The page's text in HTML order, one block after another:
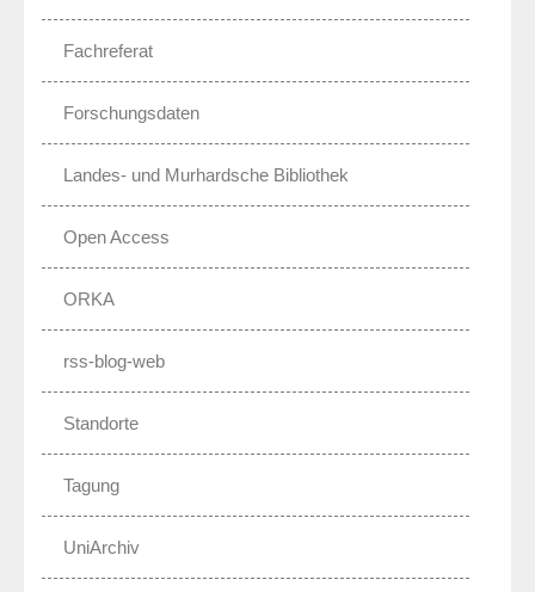
Fachreferat
Forschungsdaten
Landes- und Murhardsche Bibliothek
Open Access
ORKA
rss-blog-web
Standorte
Tagung
UniArchiv